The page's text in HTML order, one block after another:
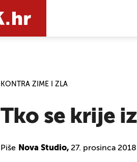
KONTRA ZIME I ZLA
Tko se krije
Piše Nova Studio, 27. prosinca